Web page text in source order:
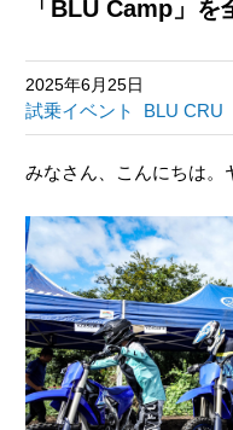
「BLU Camp」を
2025年6月25日
試乗イベント BLU CRU
みなさん、こんにちは。